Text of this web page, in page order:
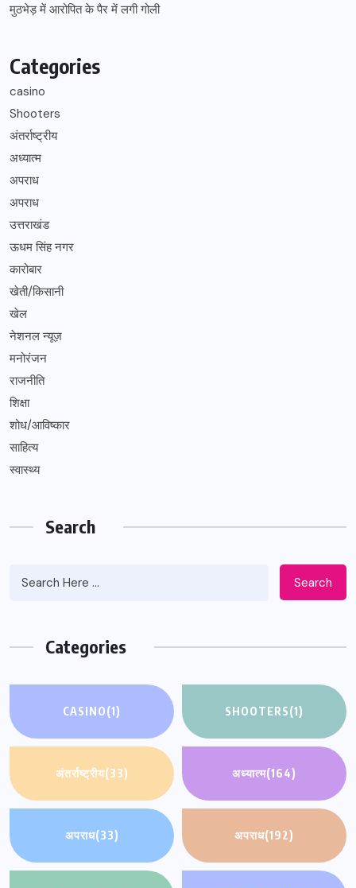
मुठभेड़ में आरोपित के पैर में लगी गोली
Categories
casino
Shooters
अंतर्राष्ट्रीय
अध्यात्म
अपराध
अपराध
उत्तराखंड
ऊधम सिंह नगर
कारोबार
खेती/किसानी
खेल
नेशनल न्यूज़
मनोरंजन
राजनीति
शिक्षा
शोध/आविष्कार
साहित्य
स्वास्थ्य
Search
Search
Categories
CASINO(1) SHOOTERS(1)
अंतर्राष्ट्रीय(33) अध्यात्म(164)
अपराध(33) अपराध(192)